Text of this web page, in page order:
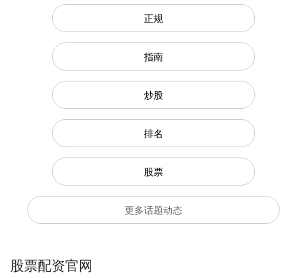
正规
指南
炒股
排名
股票
更多话题动态
股票配资官网